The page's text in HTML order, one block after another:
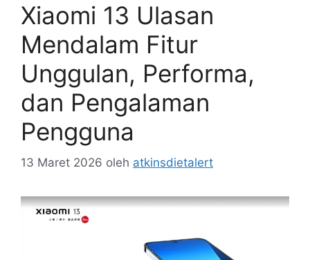
Xiaomi 13 Ulasan
Mendalam Fitur
Unggulan, Performa,
dan Pengalaman
Pengguna
13 Maret 2026 oleh atkinsdietalert